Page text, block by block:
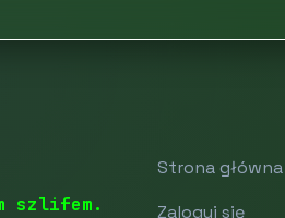
szlifem.
Strona główna
Zaloguj się